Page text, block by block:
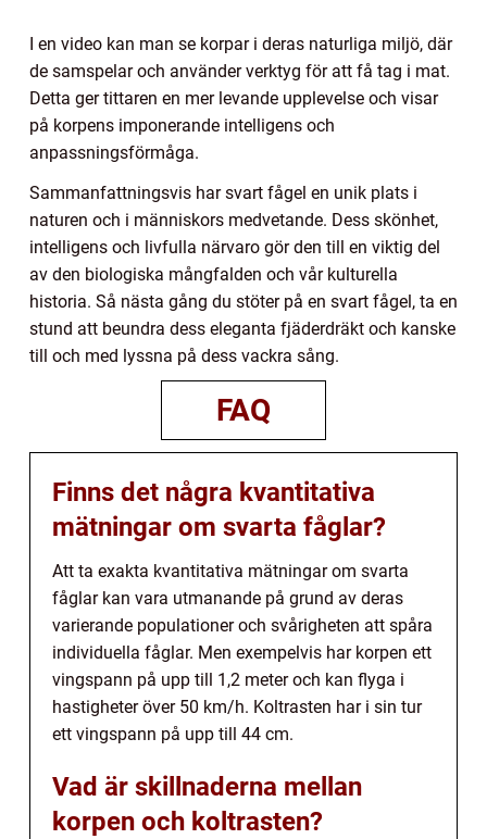
I en video kan man se korpar i deras naturliga miljö, där
de samspelar och använder verktyg för att få tag i mat.
Detta ger tittaren en mer levande upplevelse och visar
på korpens imponerande intelligens och
anpassningsförmåga.
Sammanfattningsvis har svart fågel en unik plats i
naturen och i människors medvetande. Dess skönhet,
intelligens och livfulla närvaro gör den till en viktig del
av den biologiska mångfalden och vår kulturella
historia. Så nästa gång du stöter på en svart fågel, ta en
stund att beundra dess eleganta fjäderdräkt och kanske
till och med lyssna på dess vackra sång.
FAQ
Finns det några kvantitativa
mätningar om svarta fåglar?
Att ta exakta kvantitativa mätningar om svarta
fåglar kan vara utmanande på grund av deras
varierande populationer och svårigheten att spåra
individuella fåglar. Men exempelvis har korpen ett
vingspann på upp till 1,2 meter och kan flyga i
hastigheter över 50 km/h. Koltrasten har i sin tur
ett vingspann på upp till 44 cm.
Vad är skillnaderna mellan
korpen och koltrasten?